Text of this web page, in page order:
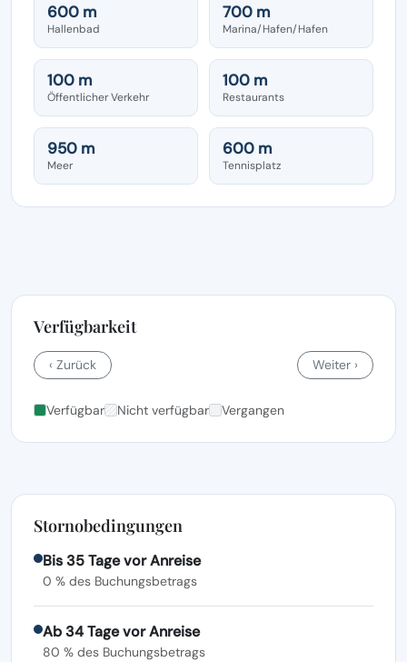
600 m
Hallenbad
700 m
Marina/Hafen/Hafen
100 m
Öffentlicher Verkehr
100 m
Restaurants
950 m
Meer
600 m
Tennisplatz
Verfügbarkeit
‹ Zurück Weiter ›
Verfügbar Nicht verfügbar Vergangen
Stornobedingungen
Bis 35 Tage vor Anreise
0 % des Buchungsbetrags
Ab 34 Tage vor Anreise
80 % des Buchungsbetrags